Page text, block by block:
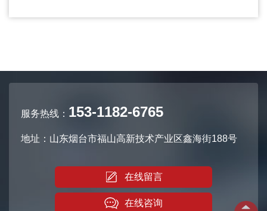
服务热线： 153-1182-6765
地址：山东烟台市福山高新技术产业区鑫海街188号
在线留言
在线咨询